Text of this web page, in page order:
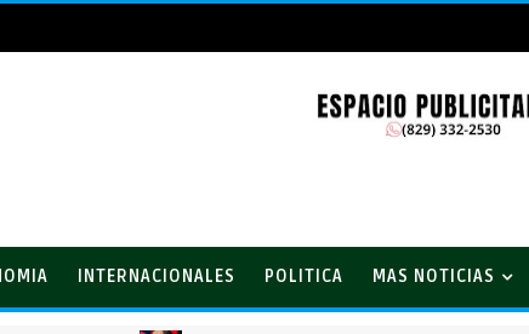
INTERNACIONALES POLITICA MAS NOTICIAS